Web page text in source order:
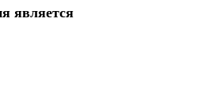
является